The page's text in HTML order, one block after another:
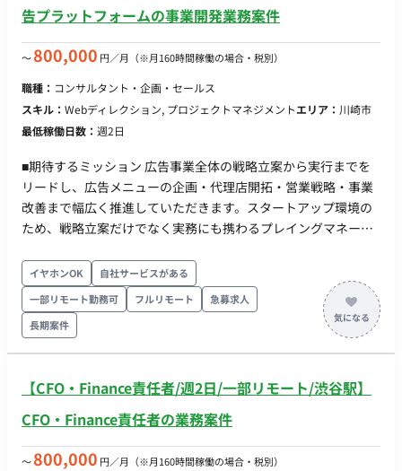
ッション、ファシリテーションの実施 ■ 働き方 ・ 稼働量：週
2回程度クライアント先訪問の可能性あり）
告プラットフォームの事業開発業務案件
〜800,000 円／月 （※月160時間稼働の場合・税別）
職種： コンサルタント・企画・セールス
スキル： Webディレクション, プロジェクトマネジメントエリア： 川崎市
最低稼働日数： 週2日
■期待するミッション 広告事業全体の戦略立案から実行までを
リードし、広告メニューの企画・代理店開拓・営業戦略・事業
改善まで幅広く推進していただきます。スタートアップ環境の
ため、戦略立案だけでなく実務にも携わるプレイングマネージ
【広告プロダクト・広告メニュー開発】 広告メニューの企画・
設計 商品設計の標準化 媒体資料の整備 効果測定手法の企画・
設計 【代理店商流の構築】 広告代理店向け販売戦略の立案 広
告代理店の新規開拓 提案資料・営業資料の作成 代理店とのリレ
ーション構築 【広告主向け企画提案】 提案内容の企画・プラン
アントへの報告支援 【事業戦略・オペレーション改善】 事業戦
略への提言 営業・運用オペレーション改善 スキーム設計 将来
ト稼働：リモート可 稼働時間：平日10:00〜19:00のうち数時間
イヤホンOK
自社サービスがある
一部リモート勤務可
フルリモート
急募求人
長期案件
【CFO・Finance責任者/週2日/一部リモート/渋谷駅】
CFO・Finance責任者の業務案件
〜800,000 円／月 （※月160時間稼働の場合・税別）